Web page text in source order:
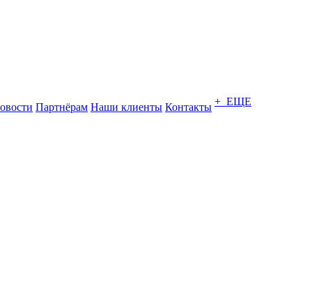
Партнёрам Наши клиенты Контакты + ЕЩЕ